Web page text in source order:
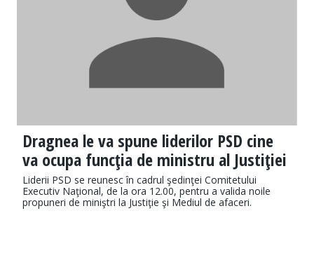
Dragnea le va spune liderilor PSD cine
va ocupa funcţia de ministru al Justiţiei
Liderii PSD se reunesc în cadrul şedinţei Comitetului
Executiv Naţional, de la ora 12.00, pentru a valida noile
propuneri de miniştri la Justiţie şi Mediul de afaceri.